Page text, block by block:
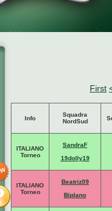
First
Info
Squadra
NordSud
ITALIANO
Torneo
SandraF
19dolly19
ITALIANO
Torneo
Beatriz09
Biplano